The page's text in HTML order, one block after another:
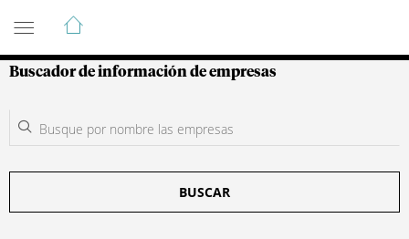
Guía de Empresas Colombianas
Buscador de información de empresas
BUSCAR